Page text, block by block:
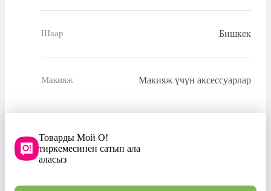
Шаар Бишкек
Макияж Макияж үчүн аксессуарлар
Товарды Мой О!
тиркемесинен сатып ала
аласыз